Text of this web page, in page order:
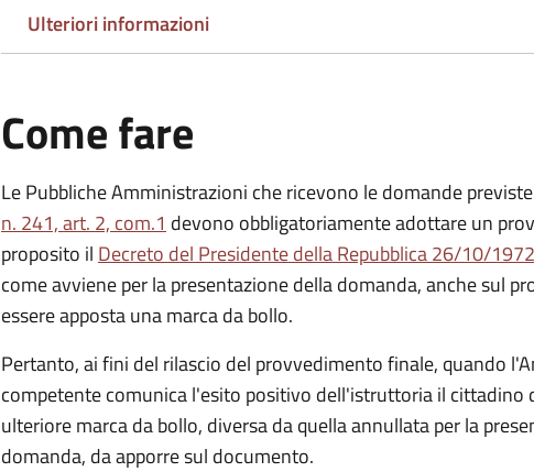
Ulteriori informazioni
Come fare
Le Pubbliche Amministrazioni che ricevono le domande
n. 241, art. 2, com.1 devono obbligatoriamente adottare un
proposito il Decreto del Presidente della Repubblica 26/10/
come avviene per la presentazione della domanda, anche sul
essere apposta una marca da bollo.
Pertanto, ai fini del rilascio del provvedimento finale, quando
competente comunica l'esito positivo dell'istruttoria il cittadino
ulteriore marca da bollo, diversa da quella annullata per la
domanda, da apporre sul documento.